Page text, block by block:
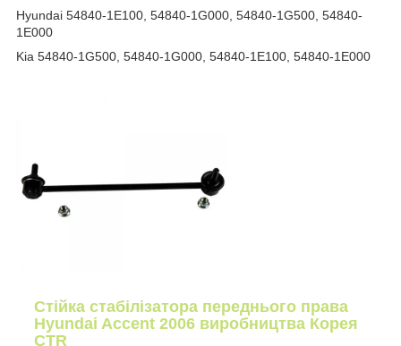
Hyundai 54840-1E100, 54840-1G000, 54840-1G500, 54840-
1E000
Kia 54840-1G500, 54840-1G000, 54840-1E100, 54840-1E000
Стійка стабілізатора переднього права
Hyundai Accent 2006 виробництва Корея
CTR